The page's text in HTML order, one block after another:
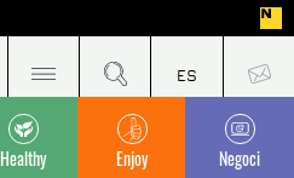
Healthy Enjoy Negoci